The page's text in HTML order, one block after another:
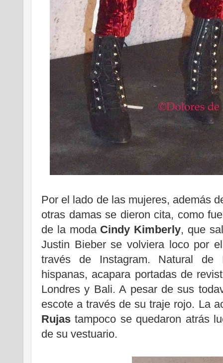
Por el lado de las mujeres, además
otras damas se dieron cita, como
de la moda Cindy Kimberly, que
Justin Bieber se volviera loco por
través de Instagram. Natural
hispanas, acapara portadas de
Londres y Bali. A pesar de sus
escote a través de su traje rojo. La
Rujas tampoco se quedaron atrás
de su vestuario.